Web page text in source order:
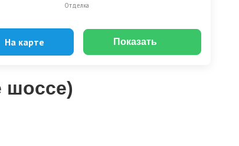
Отделка
На карте Показать
шоссе)